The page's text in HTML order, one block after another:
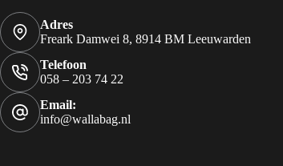
Adres
Freark Damwei 8, 8914 BM Leeuwarden
Telefoon
058 – 203 74 22
Email:
info@wallabag.nl